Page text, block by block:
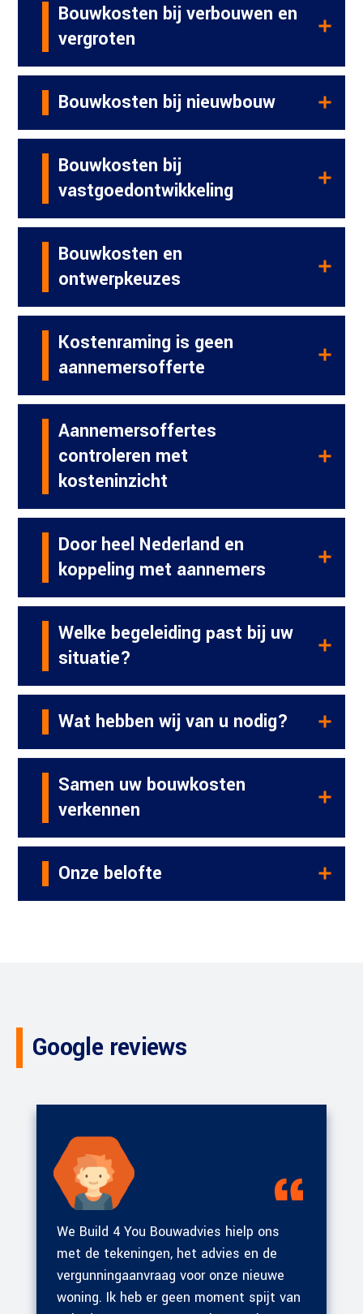
Bouwkosten bij verbouwen en
vergroten
Bouwkosten bij nieuwbouw
Bouwkosten bij
vastgoedontwikkeling
Bouwkosten en
ontwerpkeuzes
Kostenraming is geen
aannemersofferte
Aannemersoffertes
controleren met
kosteninzicht
Door heel Nederland en
koppeling met aannemers
Welke begeleiding past bij uw
situatie?
Wat hebben wij van u nodig?
Samen uw bouwkosten
verkennen
Onze belofte
Google reviews
We Build 4 You Bouwadvies hielp ons
met de tekeningen, het advies en de
vergunningaanvraag voor onze nieuwe
woning. Ik heb er geen moment spijt van